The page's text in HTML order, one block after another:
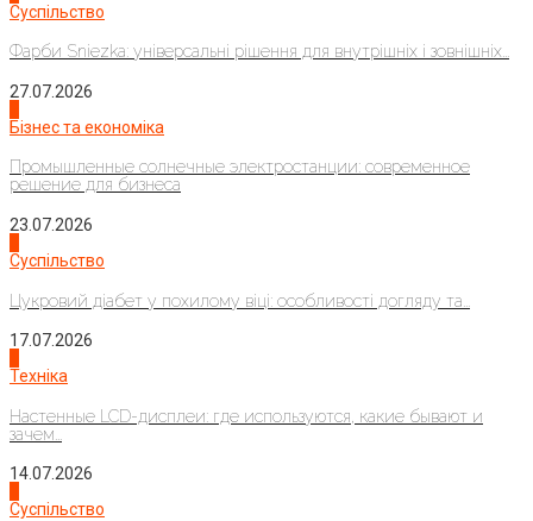
Суспільство
Фарби Sniezka: універсальні рішення для внутрішніх і зовнішніх...
27.07.2026
Бізнес та економіка
Промышленные солнечные электростанции: современное
решение для бизнеса
23.07.2026
Суспільство
Цукровий діабет у похилому віці: особливості догляду та...
17.07.2026
Техніка
Настенные LCD-дисплеи: где используются, какие бывают и
зачем...
14.07.2026
Суспільство